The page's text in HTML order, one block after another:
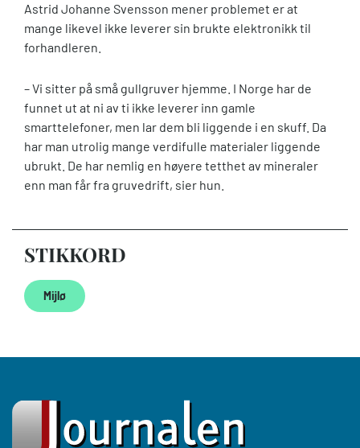
Astrid Johanne Svensson mener problemet er at
mange likevel ikke leverer sin brukte elektronikk til
forhandleren.
– Vi sitter på små gullgruver hjemme. I Norge har de
funnet ut at ni av ti ikke leverer inn gamle
smarttelefoner, men lar dem bli liggende i en skuff. Da
har man utrolig mange verdifulle materialer liggende
ubrukt. De har nemlig en høyere tetthet av mineraler
enn man får fra gruvedrift, sier hun.
STIKKORD
Mijlø